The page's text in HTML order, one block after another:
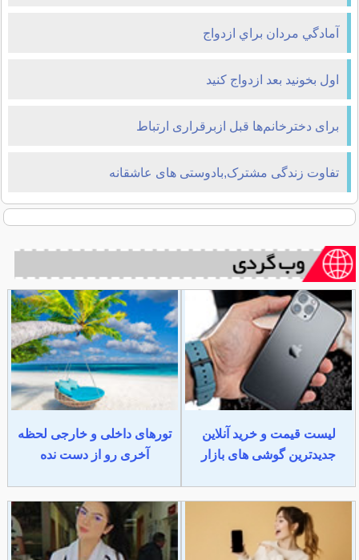
آمادگي مردان براي ازدواج
اول بخونيد بعد ازدواج کنيد
برای دخترخانم‌ها قبل ازبرقراری ارتباط
تفاوت زندگی مشترک,بادوستی های عاشقانه
لیست قیمت و خرید آنلاین
جدیدترین گوشی های بازار
تورهای داخلی و خارجی لحظه
آخری رو از دست نده